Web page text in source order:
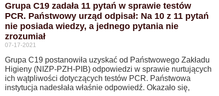
Grupa C19 zadała 11 pytań w sprawie testów
PCR. Państwowy urząd odpisał: Na 10 z 11 pytań
nie posiada wiedzy, a jednego pytania nie
zrozumiał
07-17-2021
Grupa C19 postanowiła uzyskać od Państwowego Zakładu
Higieny (NIZP-PZH-PIB) odpowiedzi w sprawie nurtujących
ich wątpliwości dotyczących testów PCR. Państwowa
instytucja nadesłała właśnie odpowiedź. Okazało się,